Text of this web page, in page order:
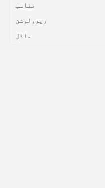
API
تناسب
ریزولوشن
ماڈل